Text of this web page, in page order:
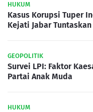
HUKUM
Kasus Korupsi Tuper
Kejati Jabar
GEOPOLITIK
Survei LPI: Faktor
Partai Anak Muda
HUKUM